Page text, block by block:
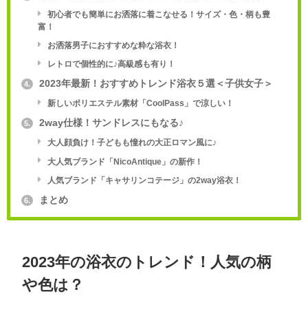
初心者でも簡単にお洒落に着こなせる！サイズ・色・柄も豊
富！
お洒落男子におすすめな粋な浴衣！
レトロで個性的に♪高級感も有り！
4. 2023年最新！おすすめトレンド浴衣５選＜子供女子＞
新しいポリエステル素材「CoolPass」で涼しい！
5. 2way仕様！サンドレスにもなる♪
大人顔負け！子どもも憧れの大正ロマン風に♪
大人気ブランド「NicoAntique」の新作！
人気ブランド「キャサリンコテージ」の2way浴衣！
6. まとめ
2023年の浴衣のトレンド！人気の柄
や色は？